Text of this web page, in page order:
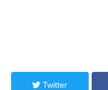
Twitter